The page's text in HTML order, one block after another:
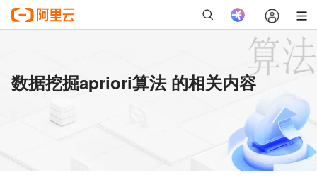
数据挖掘apriori算法 的相关内容